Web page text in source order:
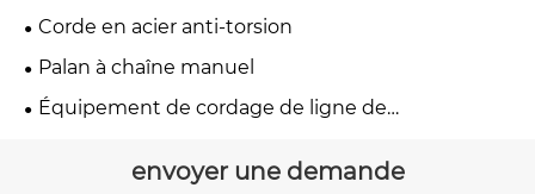
Corde en acier anti-torsion
Palan à chaîne manuel
Équipement de cordage de ligne de
envoyer une demande